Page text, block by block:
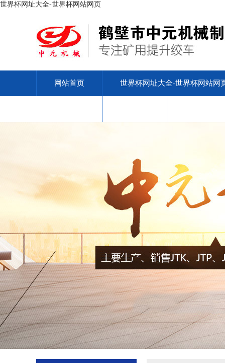
世界杯网址大全-世界杯网站网页
网站首页 世界杯网址大全-世界杯网站网